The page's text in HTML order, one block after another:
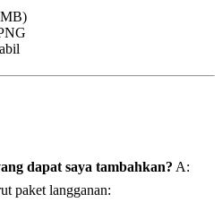
dapat saya tambahkan? A:
paket langganan: